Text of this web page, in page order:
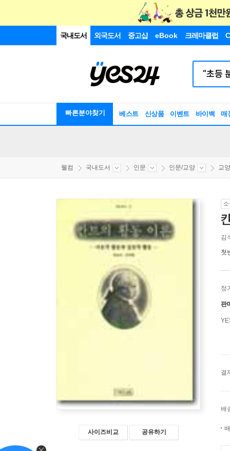
국내도서 외국도서 중고샵 eBook 크레마클럽
빠른분야찾기 베스트 신상품 이벤트 바이백 매
웰컴 국내도서 인문 인문/교양 교
사이즈비교 공유하기
김
첫
정
판
결
배